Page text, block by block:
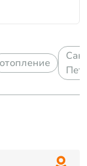
отопление